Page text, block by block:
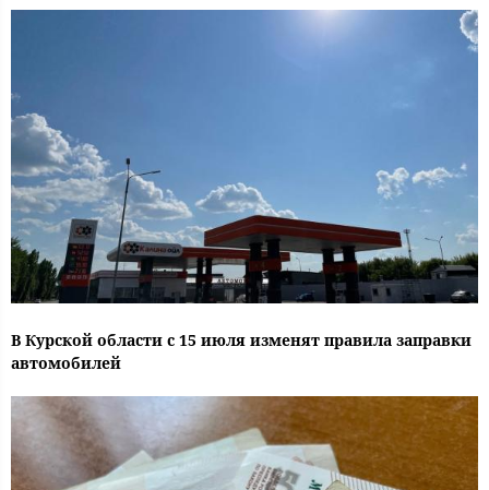
В Курской области с 15 июля изменят правила заправки
автомобилей